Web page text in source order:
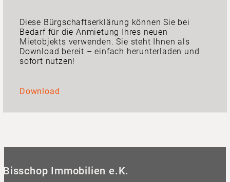
Diese Bürgschaftserklärung können Sie bei
Bedarf für die Anmietung Ihres neuen
Mietobjekts verwenden. Sie steht Ihnen als
Download bereit – einfach herunterladen und
sofort nutzen!
Download
Bisschop Immobilien e.K.